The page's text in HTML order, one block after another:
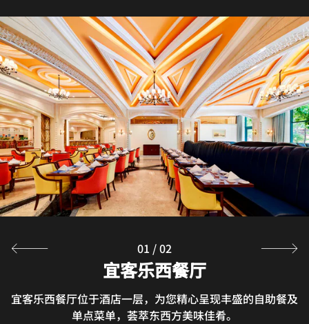
宜客乐西餐厅
宜客乐西餐厅位于酒店一层，为您精心呈现丰盛的自助餐及
单点菜单，荟萃东西方美味佳肴。
家苑中餐厅
家苑中餐厅以本地河鲜为食材，精心烹制粤菜及客家特色菜
肴。
探索
01 /02